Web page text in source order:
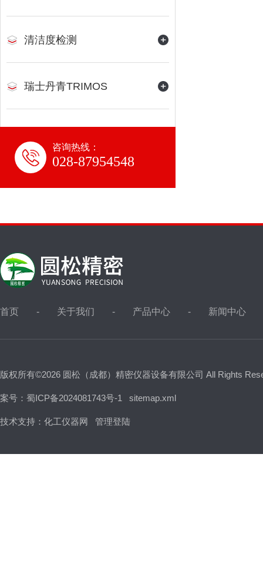
清洁度检测
瑞士丹青TRIMOS
咨询热线：
028-87954548
首页 关于我们 产品中心 新闻中心
版权所有©2026 圆松（成都）精密仪器设备有限公司 All Rights
案号：蜀ICP备2024081743号-1 sitemap.xml
技术支持： 化工仪器网 管理登陆